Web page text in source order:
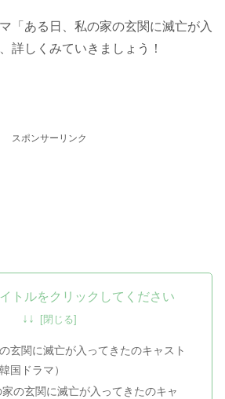
「ある日、私の家の玄関に滅亡が入
詳しくみていきましょう！
スポンサーリンク
トルをクリックしてください
↓↓
玄関に滅亡が入ってきたのキャスト
国ドラマ）
の玄関に滅亡が入ってきたのキャ